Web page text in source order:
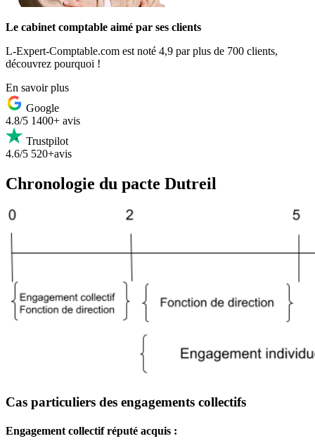
Le cabinet comptable aimé par ses clients
L-Expert-Comptable.com est noté 4,9 par plus de 700 clients,
découvrez pourquoi !
En savoir plus
Google
4.8/5 1400+ avis
Trustpilot
4.6/5 520+avis
Chronologie du pacte Dutreil
Cas particuliers des engagements collectifs
Engagement collectif réputé acquis :